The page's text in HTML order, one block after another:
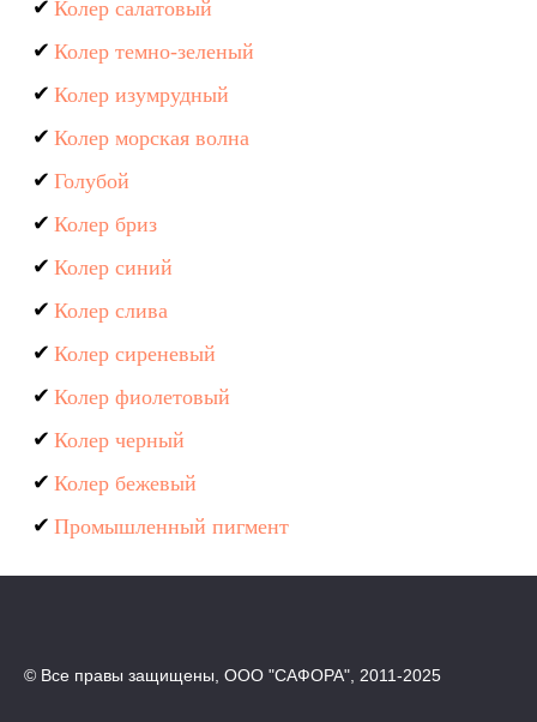
Колер салатовый
Колер темно-зеленый
Колер изумрудный
Колер морская волна
Голубой
Колер бриз
Колер синий
Колер слива
Колер сиреневый
Колер фиолетовый
Колер черный
Колер бежевый
Промышленный пигмент
© Все правы защищены, ООО "САФОРА", 2011-2025